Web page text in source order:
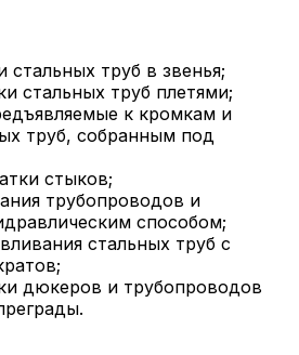
стальных труб в звенья;
стальных труб плетями;
к кромкам и
труб, собранным под
стыков;
трубопроводов и
способом;
стальных труб с
дюкеров и трубопроводов